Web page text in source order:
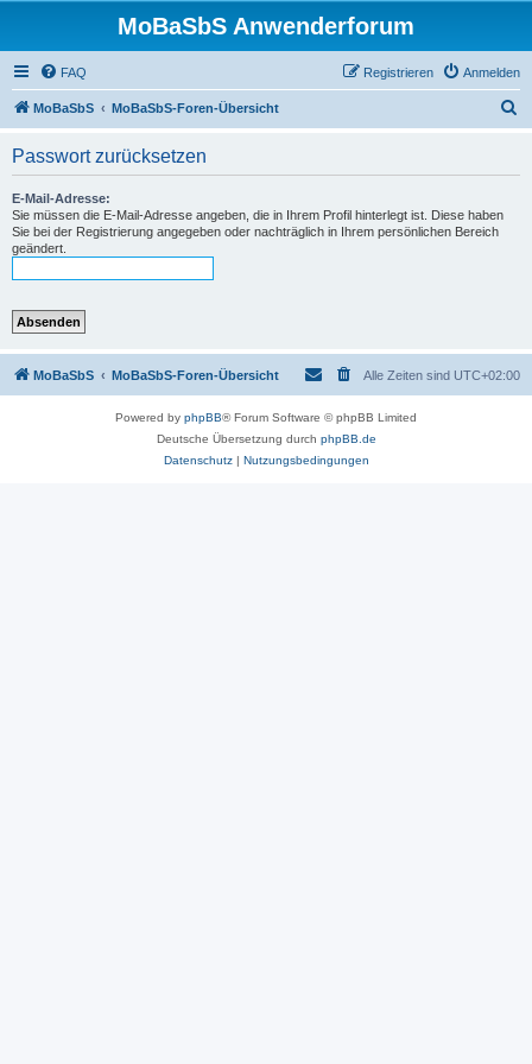
MoBaSbS Anwenderforum
FAQ Anmelden
Registrieren
MoBaSbS MoBaSbS-Foren-Übersicht
Passwort zurücksetzen
E-Mail-Adresse:
Sie müssen die E-Mail-Adresse angeben, die in Ihrem Profil hinterlegt ist. Diese haben
Sie bei der Registrierung angegeben oder nachträglich in Ihrem persönlichen Bereich
geändert.
MoBaSbS MoBaSbS-Foren-Übersicht Alle Zeiten sind UTC+02:00
Powered by phpBB® Forum Software © phpBB Limited
Deutsche Übersetzung durch phpBB.de
Datenschutz| Nutzungsbedingungen